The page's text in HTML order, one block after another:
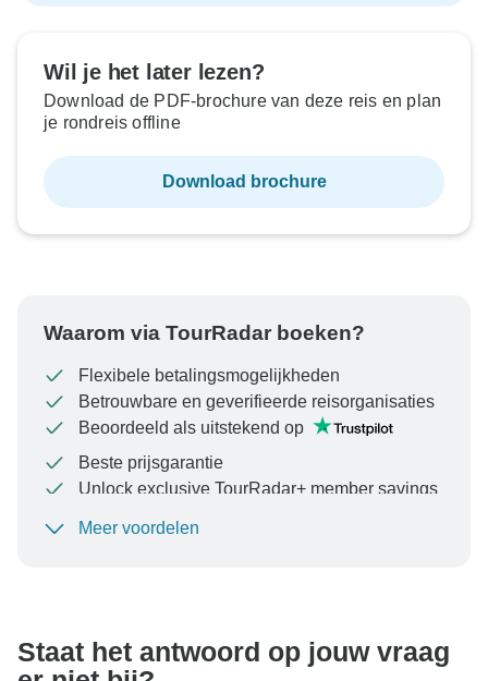
Wil je het later lezen?
Download de PDF-brochure van deze reis en plan
je rondreis offline
Download brochure
Waarom via TourRadar boeken?
Flexibele betalingsmogelijkheden
Betrouwbare en geverifieerde reisorganisaties
Beoordeeld als uitstekend op
Beste prijsgarantie
Unlock exclusive TourRadar+ member savings
Om uw betaling te beschermen en ervoor te zorgen
Meer voordelen
Staat het antwoord op jouw vraag